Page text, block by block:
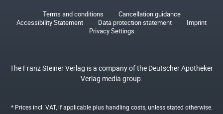
Terms and conditions
Cancellation guidance
Accessibility Statement
Data protection statement
Imprint
Privacy Settings
The Franz Steiner Verlag is a company of the Deutscher Apotheker
Verlag media group.
* Prices incl. VAT, if applicable plushandling costs, unless stated otherwise.